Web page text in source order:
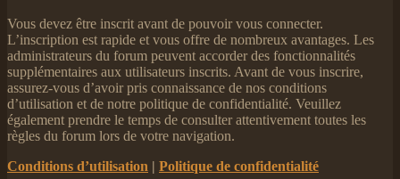
Vous devez être inscrit avant de pouvoir vous connecter.
L’inscription est rapide et vous offre de nombreux avantages. Les
administrateurs du forum peuvent accorder des fonctionnalités
supplémentaires aux utilisateurs inscrits. Avant de vous inscrire,
assurez-vous d’avoir pris connaissance de nos conditions
d’utilisation et de notre politique de confidentialité. Veuillez
également prendre le temps de consulter attentivement toutes les
règles du forum lors de votre navigation.
Conditions d’utilisation | Politique de confidentialité